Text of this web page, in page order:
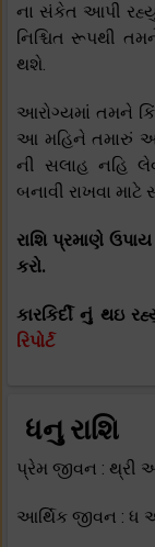
ના સંકેત આપી
નિશ્ચિત રૂપથી
થશે.
આરોગ્યમાં તમને
આ મહિને તમારું
ની સલાહ નહિ
બનાવી રાખવા માટે
રાશિ પ્રમાણે
કરો.
કારકિર્દી નું થઇ
રિપોર્ટ
ધનુ રાશિ
પ્રેમ જીવન : થ્રી
આર્થિક જીવન : ધ